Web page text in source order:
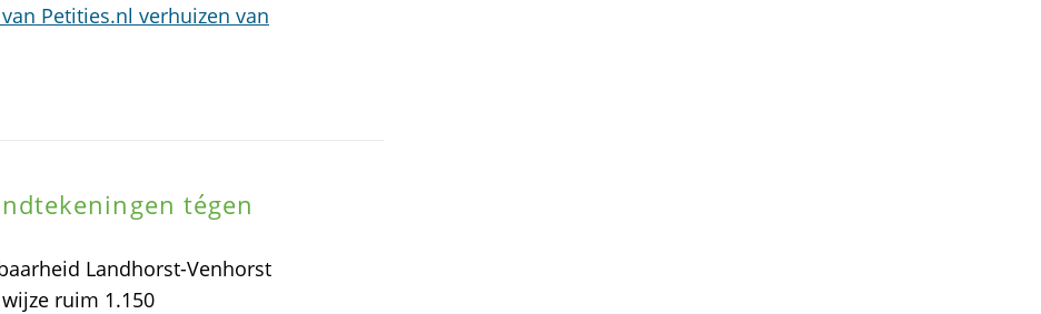
Petities.nl verhuizen van
tégen
Landhorst-Venhorst
ruim 1.150